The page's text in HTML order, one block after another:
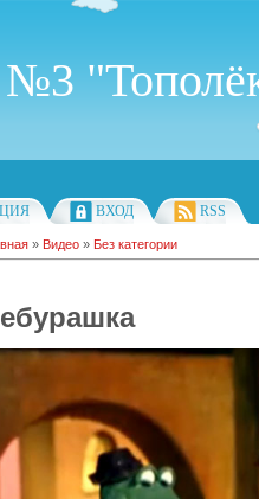
ВХОД RSS
» Видео » Без категории